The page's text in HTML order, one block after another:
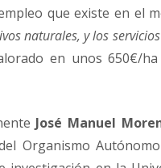
que existe en el
naturales, y los
en unos 650€/
José Manuel
Organismo